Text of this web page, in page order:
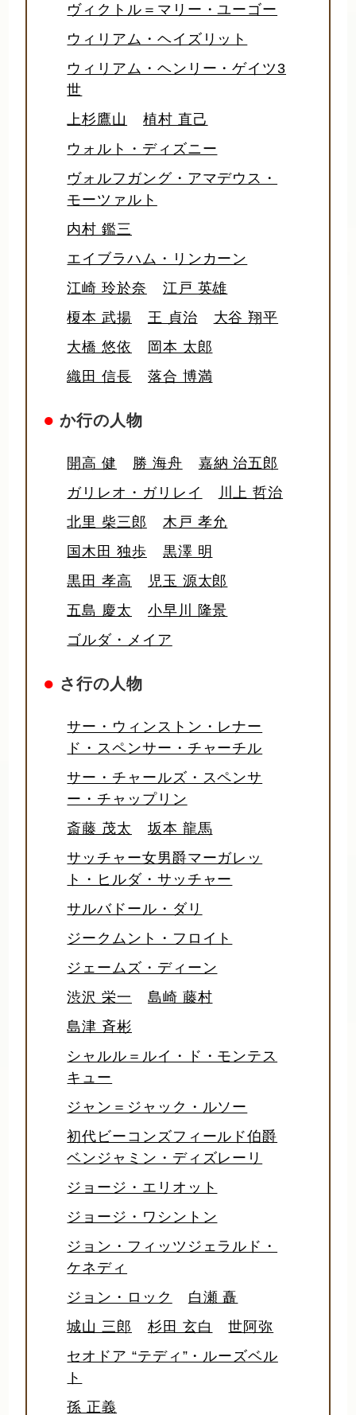
ヴィクトル＝マリー・ユーゴー
ウィリアム・ヘイズリット
ウィリアム・ヘンリー・ゲイツ3
世
上杉鷹山
植村 直己
ウォルト・ディズニー
ヴォルフガング・アマデウス・
モーツァルト
内村 鑑三
エイブラハム・リンカーン
江崎 玲於奈
江戸 英雄
榎本 武揚
王 貞治
大谷 翔平
大橋 悠依
岡本 太郎
織田 信長
落合 博満
● か行の人物
開高 健 勝 海舟
嘉納 治五郎
ガリレオ・ガリレイ
川上 哲治
北里 柴三郎
木戸 孝允
国木田 独歩
黒澤 明
黒田 孝高
児玉 源太郎
五島 慶太
小早川 隆景
ゴルダ・メイア
● さ行の人物
サー・ウィンストン・レナー
ド・スペンサー・チャーチル
サー・チャールズ・スペンサ
ー・チャップリン
斎藤 茂太
坂本 龍馬
サッチャー女男爵マーガレッ
ト・ヒルダ・サッチャー
サルバドール・ダリ
ジークムント・フロイト
ジェームズ・ディーン
渋沢 栄一
島崎 藤村
島津 斉彬
シャルル＝ルイ・ド・モンテス
キュー
ジャン＝ジャック・ルソー
初代ビーコンズフィールド伯爵
ベンジャミン・ディズレーリ
ジョージ・エリオット
ジョージ・ワシントン
ジョン・フィッツジェラルド・
ケネディ
ジョン・ロック
白瀬 矗
城山 三郎
杉田 玄白
世阿弥
セオドア “テディ”・ルーズベル
ト
孫 正義